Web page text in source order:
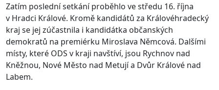
Zatím poslední setkání proběhlo ve středu 16. října
v Hradci Králové. Kromě kandidátů za Královéhradecký
kraj se jej zúčastnila i kandidátka občanských
demokratů na premiérku Miroslava Němcová. Dalšími
místy, které ODS v kraji navštíví, jsou Rychnov nad
Kněžnou, Nové Město nad Metují a Dvůr Králové nad
Labem.